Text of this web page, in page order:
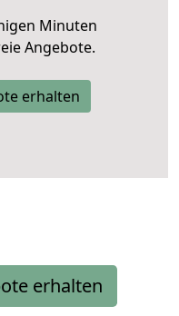
Minuten
Angebote.
erhalten
erhalten